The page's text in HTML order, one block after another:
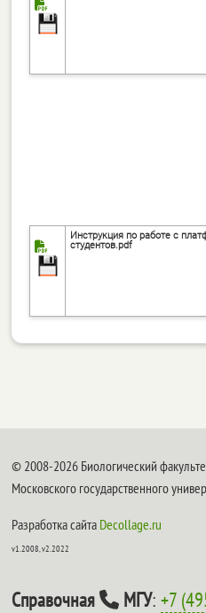
Инструкция по работе с
студентов.pdf
© 2008-2026 Биологический
Московского государственного
Разработка сайта Decollage.ru
v1.2008, v2.2022
Справочная МГУ:+7